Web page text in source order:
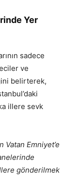
Yer
sadece
ve
belirterek,
illere sevk
Vatan Emniyet’e
gönderilmek